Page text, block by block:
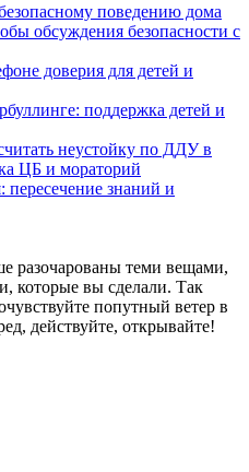
поведению дома
обсуждения безопасности с
доверия для детей и
поддержка детей и
неустойку по ДДУ в
ЦБ и мораторий
пересечение знаний и
разочарованы теми вещами,
которые вы сделали. Так
попутный ветер в
действуйте, открывайте!